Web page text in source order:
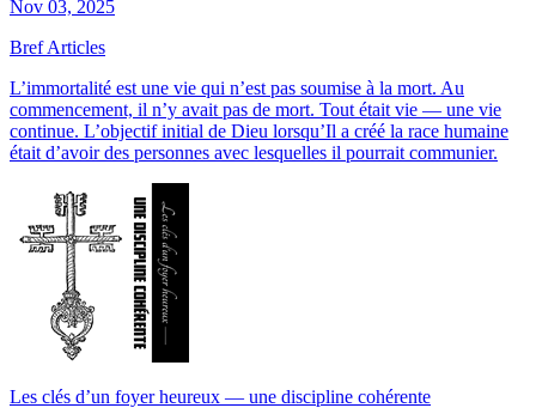
Nov 03, 2025
Bref Articles
L’immortalité est une vie qui n’est pas soumise à la mort. Au
commencement, il n’y avait pas de mort. Tout était vie — une vie
continue. L’objectif initial de Dieu lorsqu’Il a créé la race humaine
était d’avoir des personnes avec lesquelles il pourrait communier.
Les clés d’un foyer heureux — une discipline cohérente